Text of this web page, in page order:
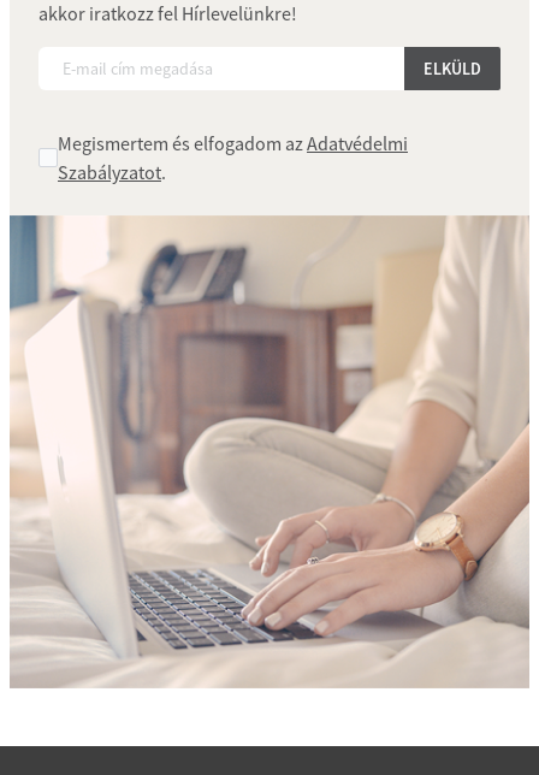
akkor iratkozz fel Hírlevelünkre!
ELKÜLD
Megismertem és elfogadom azAdatvédelmi
Szabályzatot.